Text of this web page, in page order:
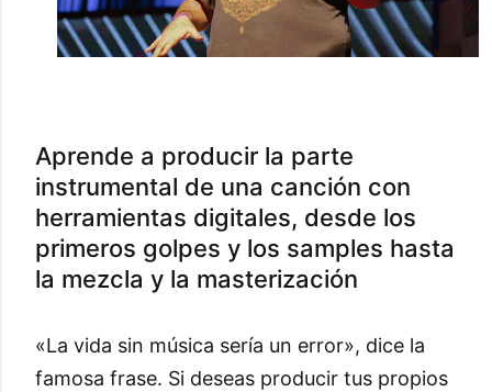
Aprende a producir la parte
instrumental de una canción con
herramientas digitales, desde los
primeros golpes y los samples hasta
la mezcla y la masterización
«La vida sin música sería un error», dice la
famosa frase. Si deseas producir tus propios